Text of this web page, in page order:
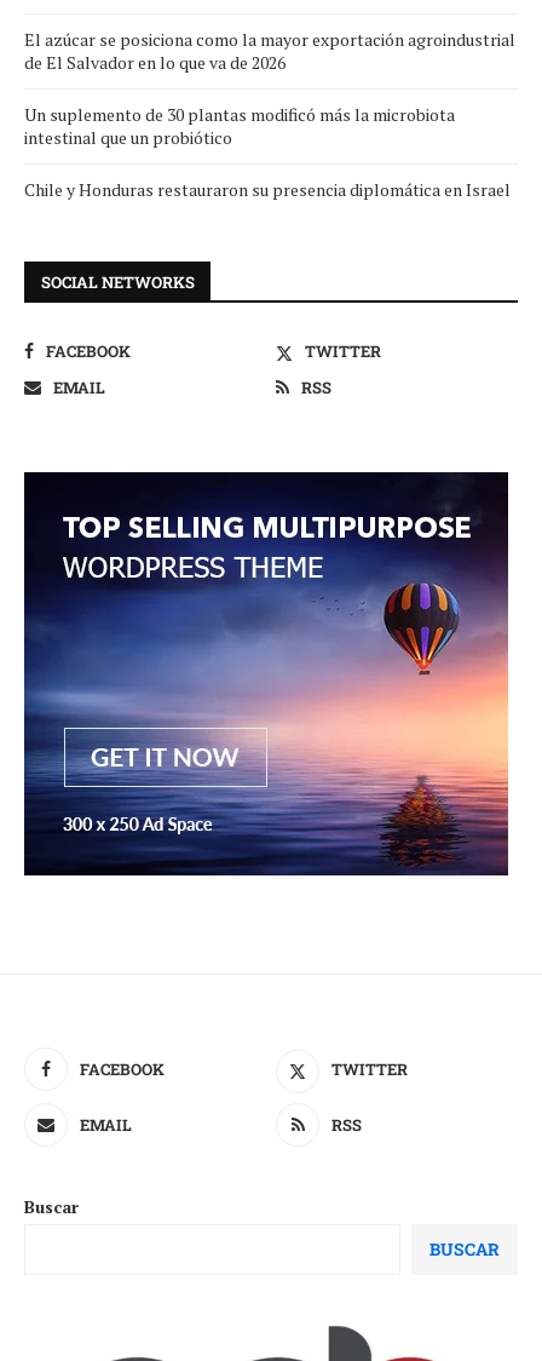
El azúcar se posiciona como la mayor exportación agroindustrial
de El Salvador en lo que va de 2026
Un suplemento de 30 plantas modificó más la microbiota
intestinal que un probiótico
Chile y Honduras restauraron su presencia diplomática en Israel
SOCIAL NETWORKS
FACEBOOK
TWITTER
EMAIL
RSS
FACEBOOK TWITTER
EMAIL RSS
Buscar
BUSCAR